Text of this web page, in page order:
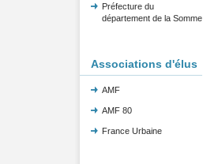
Préfecture du
département de la Somme
Associations d'élus
AMF
AMF 80
France Urbaine